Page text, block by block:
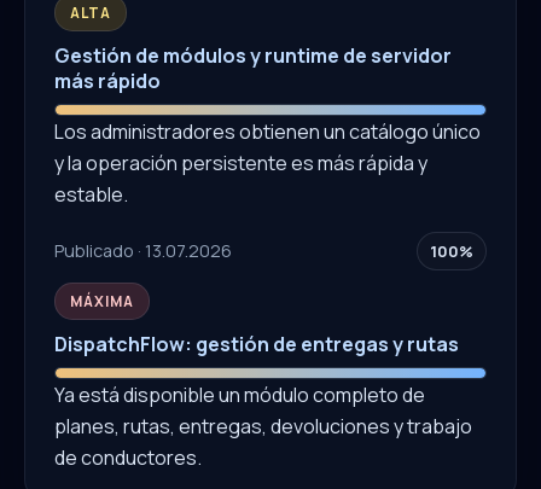
ALTA
Gestión de módulos y runtime de servidor
más rápido
Los administradores obtienen un catálogo único
y la operación persistente es más rápida y
estable.
Publicado · 13.07.2026 100%
MÁXIMA
DispatchFlow: gestión de entregas y rutas
Ya está disponible un módulo completo de
planes, rutas, entregas, devoluciones y trabajo
de conductores.